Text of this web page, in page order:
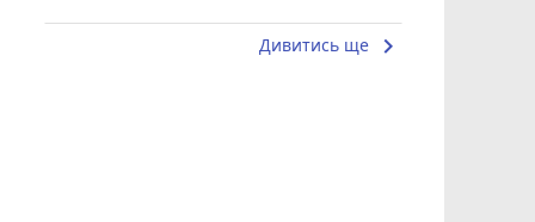
Дивитись ще keyboard_arrow_right